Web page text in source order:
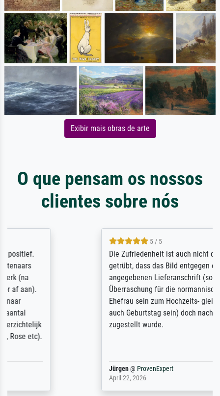
Exibir mais obras de arte
O que pensam os nossos
clientes sobre nós
Die Zufriedenheit ist auch nicht dadurch
getrübt, dass das Bild entgegen einer
angegebenen Lieferanschrift (sollte eine
Überraschung für die normannische
Ehefrau sein zum Hochzeits- gleichzeitig
auch Geburtstag sein) doch nach zu Hause
zugestellt wurde.